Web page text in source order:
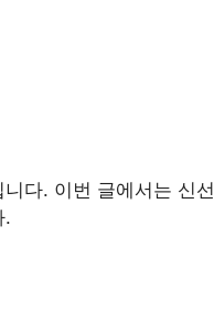
다. 이번 글에서는 신선
.